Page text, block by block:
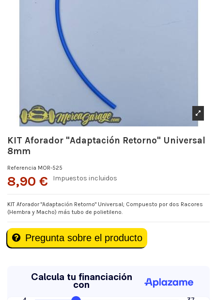
KIT Aforador "Adaptación Retorno" Universal
8mm
Referencia MOR-525
8,90 € Impuestos incluidos
KIT Aforador "Adaptación Retorno" Universal; Compuesto por dos Racores
(Hembra y Macho) más tubo de polietileno.
Pregunta sobre el producto